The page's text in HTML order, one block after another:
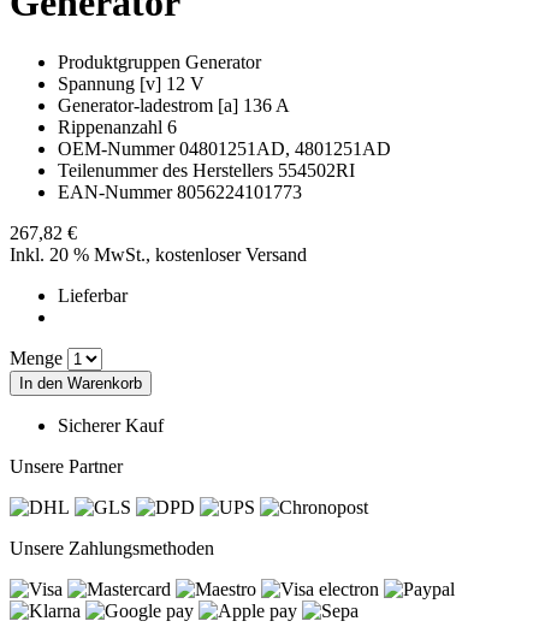
Produktgruppen Generator
Spannung [v] 12 V
Generator-ladestrom [a] 136 A
Rippenanzahl 6
OEM-Nummer 04801251AD, 4801251AD
Teilenummer des Herstellers 554502RI
EAN-Nummer 8056224101773
267,82 €
Inkl. 20 % MwSt., kostenloser Versand
Lieferbar
Menge
In den Warenkorb
Sicherer Kauf
Unsere Partner
Unsere Zahlungsmethoden